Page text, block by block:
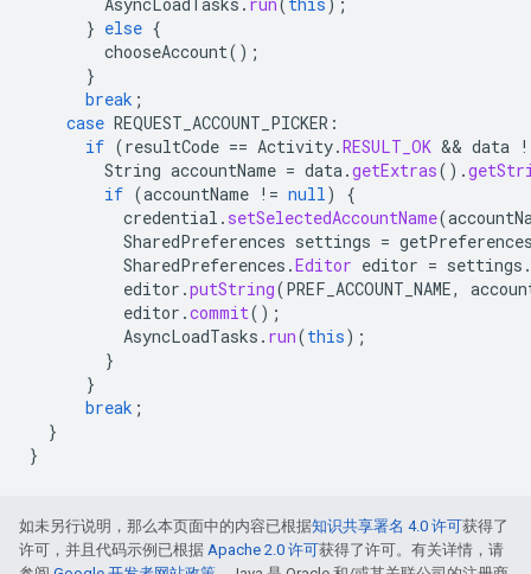
} else {
chooseAccount();
}
break ;
case REQUEST_ACCOUNT_PICKER :
if (resultCode == Activity.RESULT_OK && data
String accountName = data.getExtras().
if (accountName != null)
{
credential . setSelectedAccountName(
SharedPreferences settings =
SharedPreferences .Editor editor = settings .
editor .putString(PREF_ACCOUNT_NAME,
editor .commit();
AsyncLoadTasks . run(this);
}
}
break ;
}
}
如未另行说明，那么本页面中的内容已根据知识共享署名 4.0 许可获得了
许可，并且代码示例已根据 Apache 2.0 许可获得了许可。有关详情，请